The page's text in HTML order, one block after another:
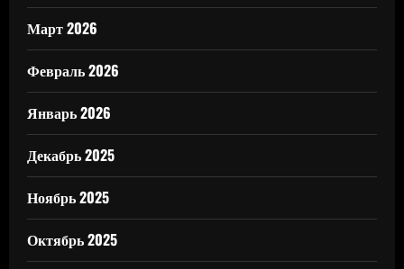
Март 2026
Февраль 2026
Январь 2026
Декабрь 2025
Ноябрь 2025
Октябрь 2025